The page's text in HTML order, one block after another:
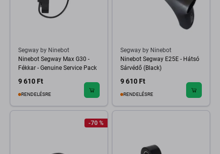
Segway by Ninebot
Ninebot Segway Max G30 -
Fékkar - Genuine Service Pack
9 610 Ft
RENDELÉSRE
Segway by Ninebot
Ninebot Segway E25E - Hátsó
Sárvédő (Black)
9 610 Ft
RENDELÉSRE
-70 %